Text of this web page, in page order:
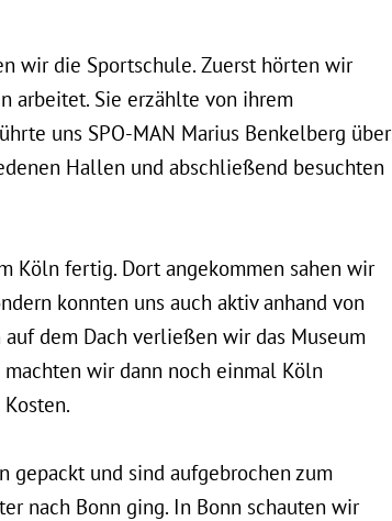
wir die Sportschule. Zuerst hörten wir
arbeitet. Sie erzählte von ihrem
uns SPO-MAN Marius Benkelberg über
Hallen und abschließend besuchten
Köln fertig. Dort angekommen sahen wir
konnten uns auch aktiv anhand von
dem Dach verließen wir das Museum
machten wir dann noch einmal Köln
gepackt und sind aufgebrochen zum
nach Bonn ging. In Bonn schauten wir